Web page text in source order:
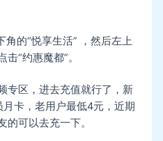
角的“悦享生活” ，然后左上
“约惠魔都”。
专区，进去充值就行了，新
卡，老用户最低4元，近期
的可以去充一下。